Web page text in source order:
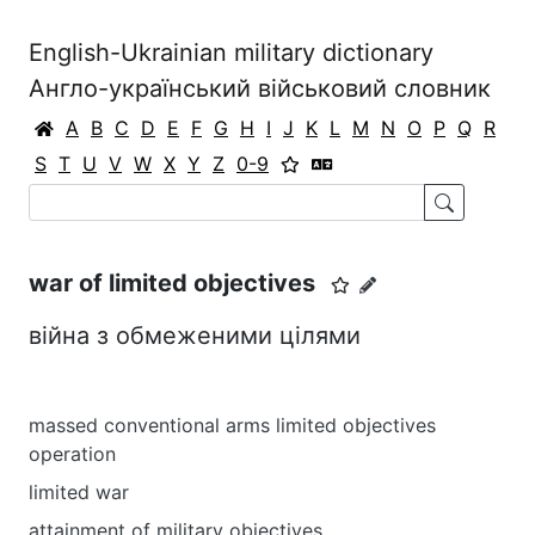
English-Ukrainian military dictionary
Англо-український військовий словник
A B C D E F G H I J K L M N O P Q R
S T U V W X Y Z 0-9
war of limited objectives
війна з обмеженими цілями
massed conventional arms limited objectives
operation
limited war
attainment of military objectives